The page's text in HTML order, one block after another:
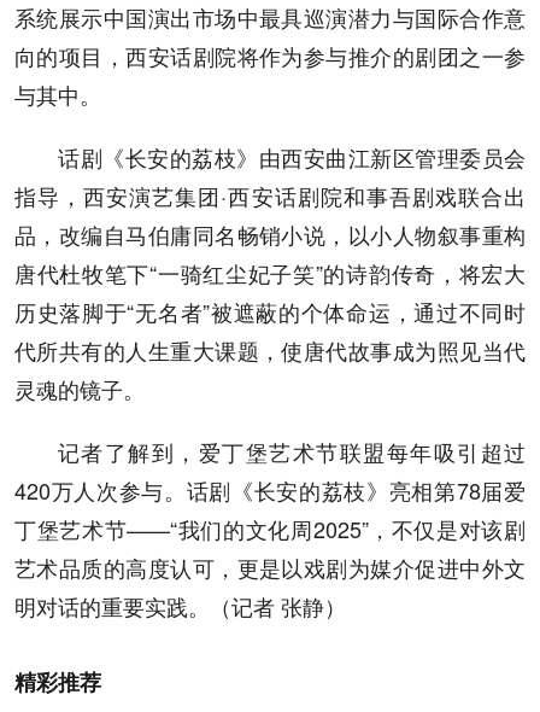
系统展示中国演出市场中最具巡演潜力与国际合作意
向的项目，西安话剧院将作为参与推介的剧团之一参
与其中。
话剧《长安的荔枝》由西安曲江新区管理委员会
指导，西安演艺集团·西安话剧院和事吾剧戏联合出
品，改编自马伯庸同名畅销小说，以小人物叙事重构
唐代杜牧笔下“一骑红尘妃子笑”的诗韵传奇，将宏大
历史落脚于“无名者”被遮蔽的个体命运，通过不同时
代所共有的人生重大课题，使唐代故事成为照见当代
灵魂的镜子。
记者了解到，爱丁堡艺术节联盟每年吸引超过
420万人次参与。话剧《长安的荔枝》亮相第78届爱
丁堡艺术节——“我们的文化周2025”，不仅是对该剧
艺术品质的高度认可，更是以戏剧为媒介促进中外文
明对话的重要实践。（记者 张静）
精彩推荐